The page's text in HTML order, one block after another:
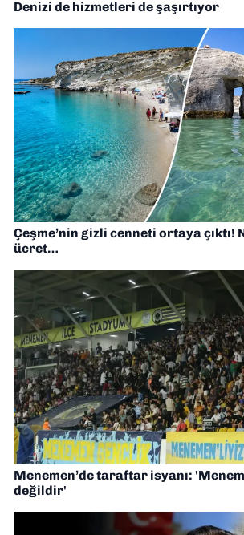
Denizi de hizmetleri de şaşırtıyor
Çeşme’nin gizli cenneti ortaya çıktı!
ücret…
Menemen’de taraftar isyanı:
değildir'